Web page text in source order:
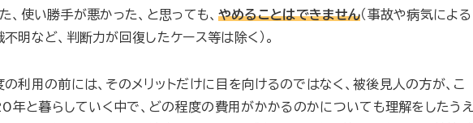
、使い勝手が悪かった、と思っても、 やめることはできません（事故や病気による
明など、判断力が回復したケース等は除く）。
利用の前には、そのメリットだけに目を向けるのではなく、被後見人の方が、こ
年と暮らしていく中で、どの程度の費用がかかるのかについても理解をしたうえ